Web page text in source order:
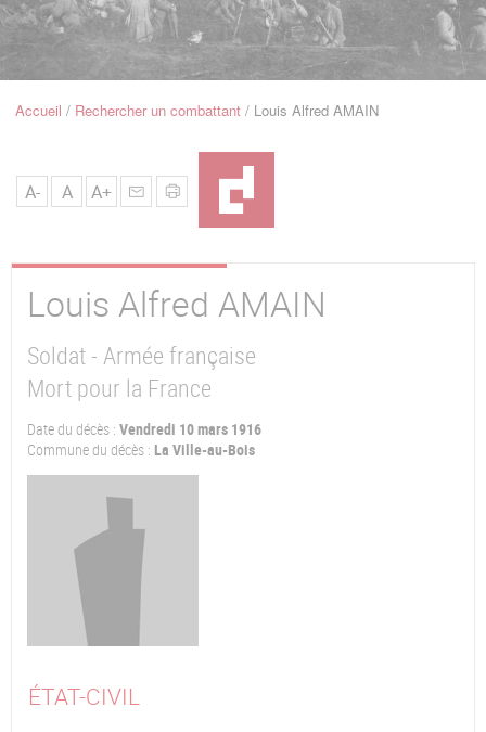
Navigation
FilAccueil Rechercher un combattant Louis Alfred AMAIN
A- A A+
Louis Alfred AMAIN
Soldat - Armée française
Mort pour la France
Date du décès : Vendredi 10 mars 1916
Commune du décès : La Ville-au-Bois
ÉTAT-CIVIL